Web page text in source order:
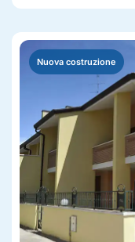
Nuova costruzione